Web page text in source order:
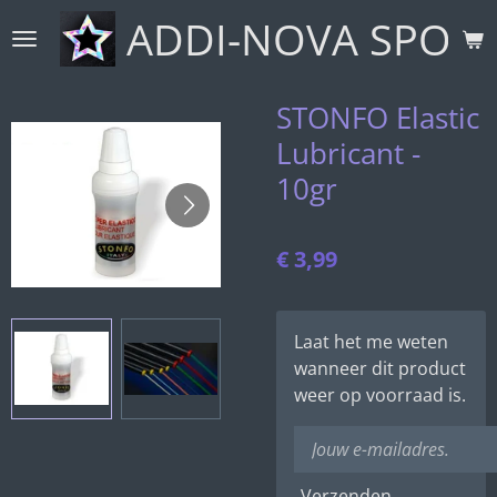
direct
hoofdinhoud
ADDI-NOVA
STONFO Elastic
Lubricant -
10gr
€ 3,99
Laat het me weten
wanneer dit product
weer op voorraad is.